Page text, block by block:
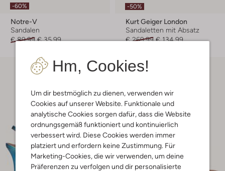
Hm, Cookies!
Um dir bestmöglich zu dienen, verwenden wir
Cookies auf unserer Website. Funktionale und
analytische Cookies sorgen dafür, dass die Website
ordnungsgemäß funktioniert und kontinuierlich
verbessert wird. Diese Cookies werden immer
platziert und erfordern keine Zustimmung. Für
Marketing-Cookies, die wir verwenden, um deine
Präferenzen zu verfolgen und dir personalisierte
-60%
Notre-V
Sandalen
€ 89,99 € 35,99
-50%
Kurt Geiger London
Sandaletten mit Absatz
€ 269,99 € 134,99